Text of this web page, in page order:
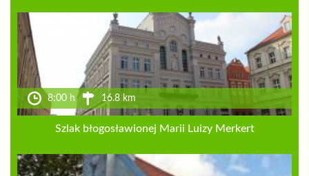
8:00 h 16.8 km
Szlak błogosławionej Marii Luizy Merkert